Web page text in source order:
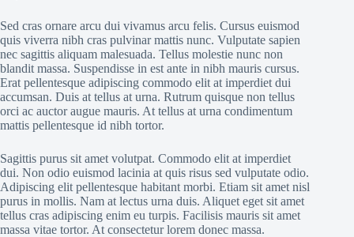
Sed cras ornare arcu dui vivamus arcu felis. Cursus euismod
quis viverra nibh cras pulvinar mattis nunc. Vulputate sapien
nec sagittis aliquam malesuada. Tellus molestie nunc non
blandit massa. Suspendisse in est ante in nibh mauris cursus.
Erat pellentesque adipiscing commodo elit at imperdiet dui
accumsan. Duis at tellus at urna. Rutrum quisque non tellus
orci ac auctor augue mauris. At tellus at urna condimentum
mattis pellentesque id nibh tortor.
Sagittis purus sit amet volutpat. Commodo elit at imperdiet
dui. Non odio euismod lacinia at quis risus sed vulputate odio.
Adipiscing elit pellentesque habitant morbi. Etiam sit amet nisl
purus in mollis. Nam at lectus urna duis. Aliquet eget sit amet
tellus cras adipiscing enim eu turpis. Facilisis mauris sit amet
massa vitae tortor. At consectetur lorem donec massa.